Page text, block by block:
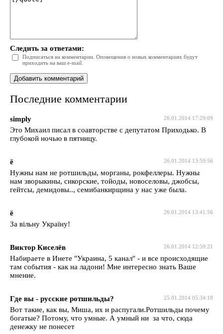
Следить за ответами:
Подписаться на комментарии. Оповещения о новых комментариях будут
приходить на ваш e-mail.
Последние комментарии
26.01.2014 17:29:09
simply
Это Михаил писал в соавторстве с депутатом Приходько. В
глубокой ночью в пятницу.
26.01.2014 13:59:56
ё
Нужны нам не ротшильды, морганы, рокфеллеры. Нужны
нам зворыкины, сикорские, тойоды, новоселовы, джобсы,
гейтсы, демидовы.., семибанкирщина у нас уже была.
26.01.2014 13:41:56
ё
За вільну Україну!
26.01.2014 12:59:21
Виктор Киселёв
Набираете в Инете "Украина, 5 канал" - и все происходящие
там события - как на ладони! Мне интересно знать Ваше
мнение.
25.01.2014 05:34:18
Где вы - русские ротшильды?
Вот такие, как вы, Миша, их и распугали.Ротшильды почему
богатые? Потому, что умные. А умный ни за что, сюда
денежку не понесет